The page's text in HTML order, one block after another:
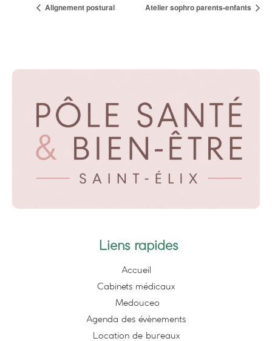
Alignement postural Atelier sophro parents-enfants
Liens rapides
Accueil
Cabinets médicaux
Medouceo
Agenda des évènements
Location de bureaux